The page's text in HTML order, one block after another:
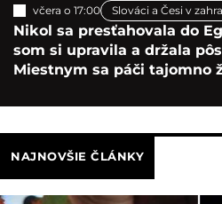
včera o 17:00 Slováci a Česi v
Nikol sa presťahovala do
som si upravila a držala
Miestnym sa páči tajomno
NAJNOVŠIE ČLÁNKY